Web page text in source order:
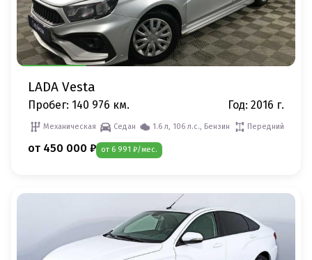
LADA Vesta
Пробег: 140 976 км. Год: 2016 г.
Механическая Седан 1.6 л, 106 л.с., Бензин Передний
от 450 000 ₽ от 6 991 ₽/мес.